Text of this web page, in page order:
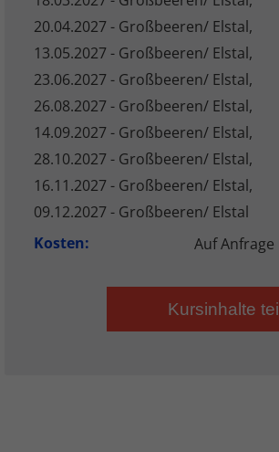
20.04.2027 - Großbeeren/ Elstal,
13.05.2027 - Großbeeren/ Elstal,
23.06.2027 - Großbeeren/ Elstal,
26.08.2027 - Großbeeren/ Elstal,
14.09.2027 - Großbeeren/ Elstal,
28.10.2027 - Großbeeren/ Elstal,
16.11.2027 - Großbeeren/ Elstal,
09.12.2027 - Großbeeren/ Elstal
Kosten:
Auf Anfrage
Kursinhalte
um
über Websites
Externe Medien
standardmäßig
der Zugriff auf
Impressum